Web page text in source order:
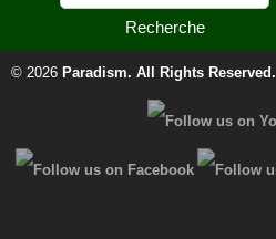
© 2026 Paradism. All Rights Reserved.